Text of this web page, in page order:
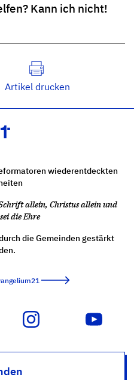
Kann ich nicht!
Artikel drucken
wiederentdeckten
allein, Christus allein und
die Ehre
die Gemeinden gestärkt